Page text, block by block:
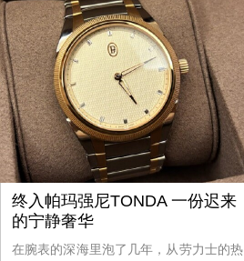
终入帕玛强尼TONDA 一份迟来
的宁静奢华
在腕表的深海里泡了几年，从劳力士的热